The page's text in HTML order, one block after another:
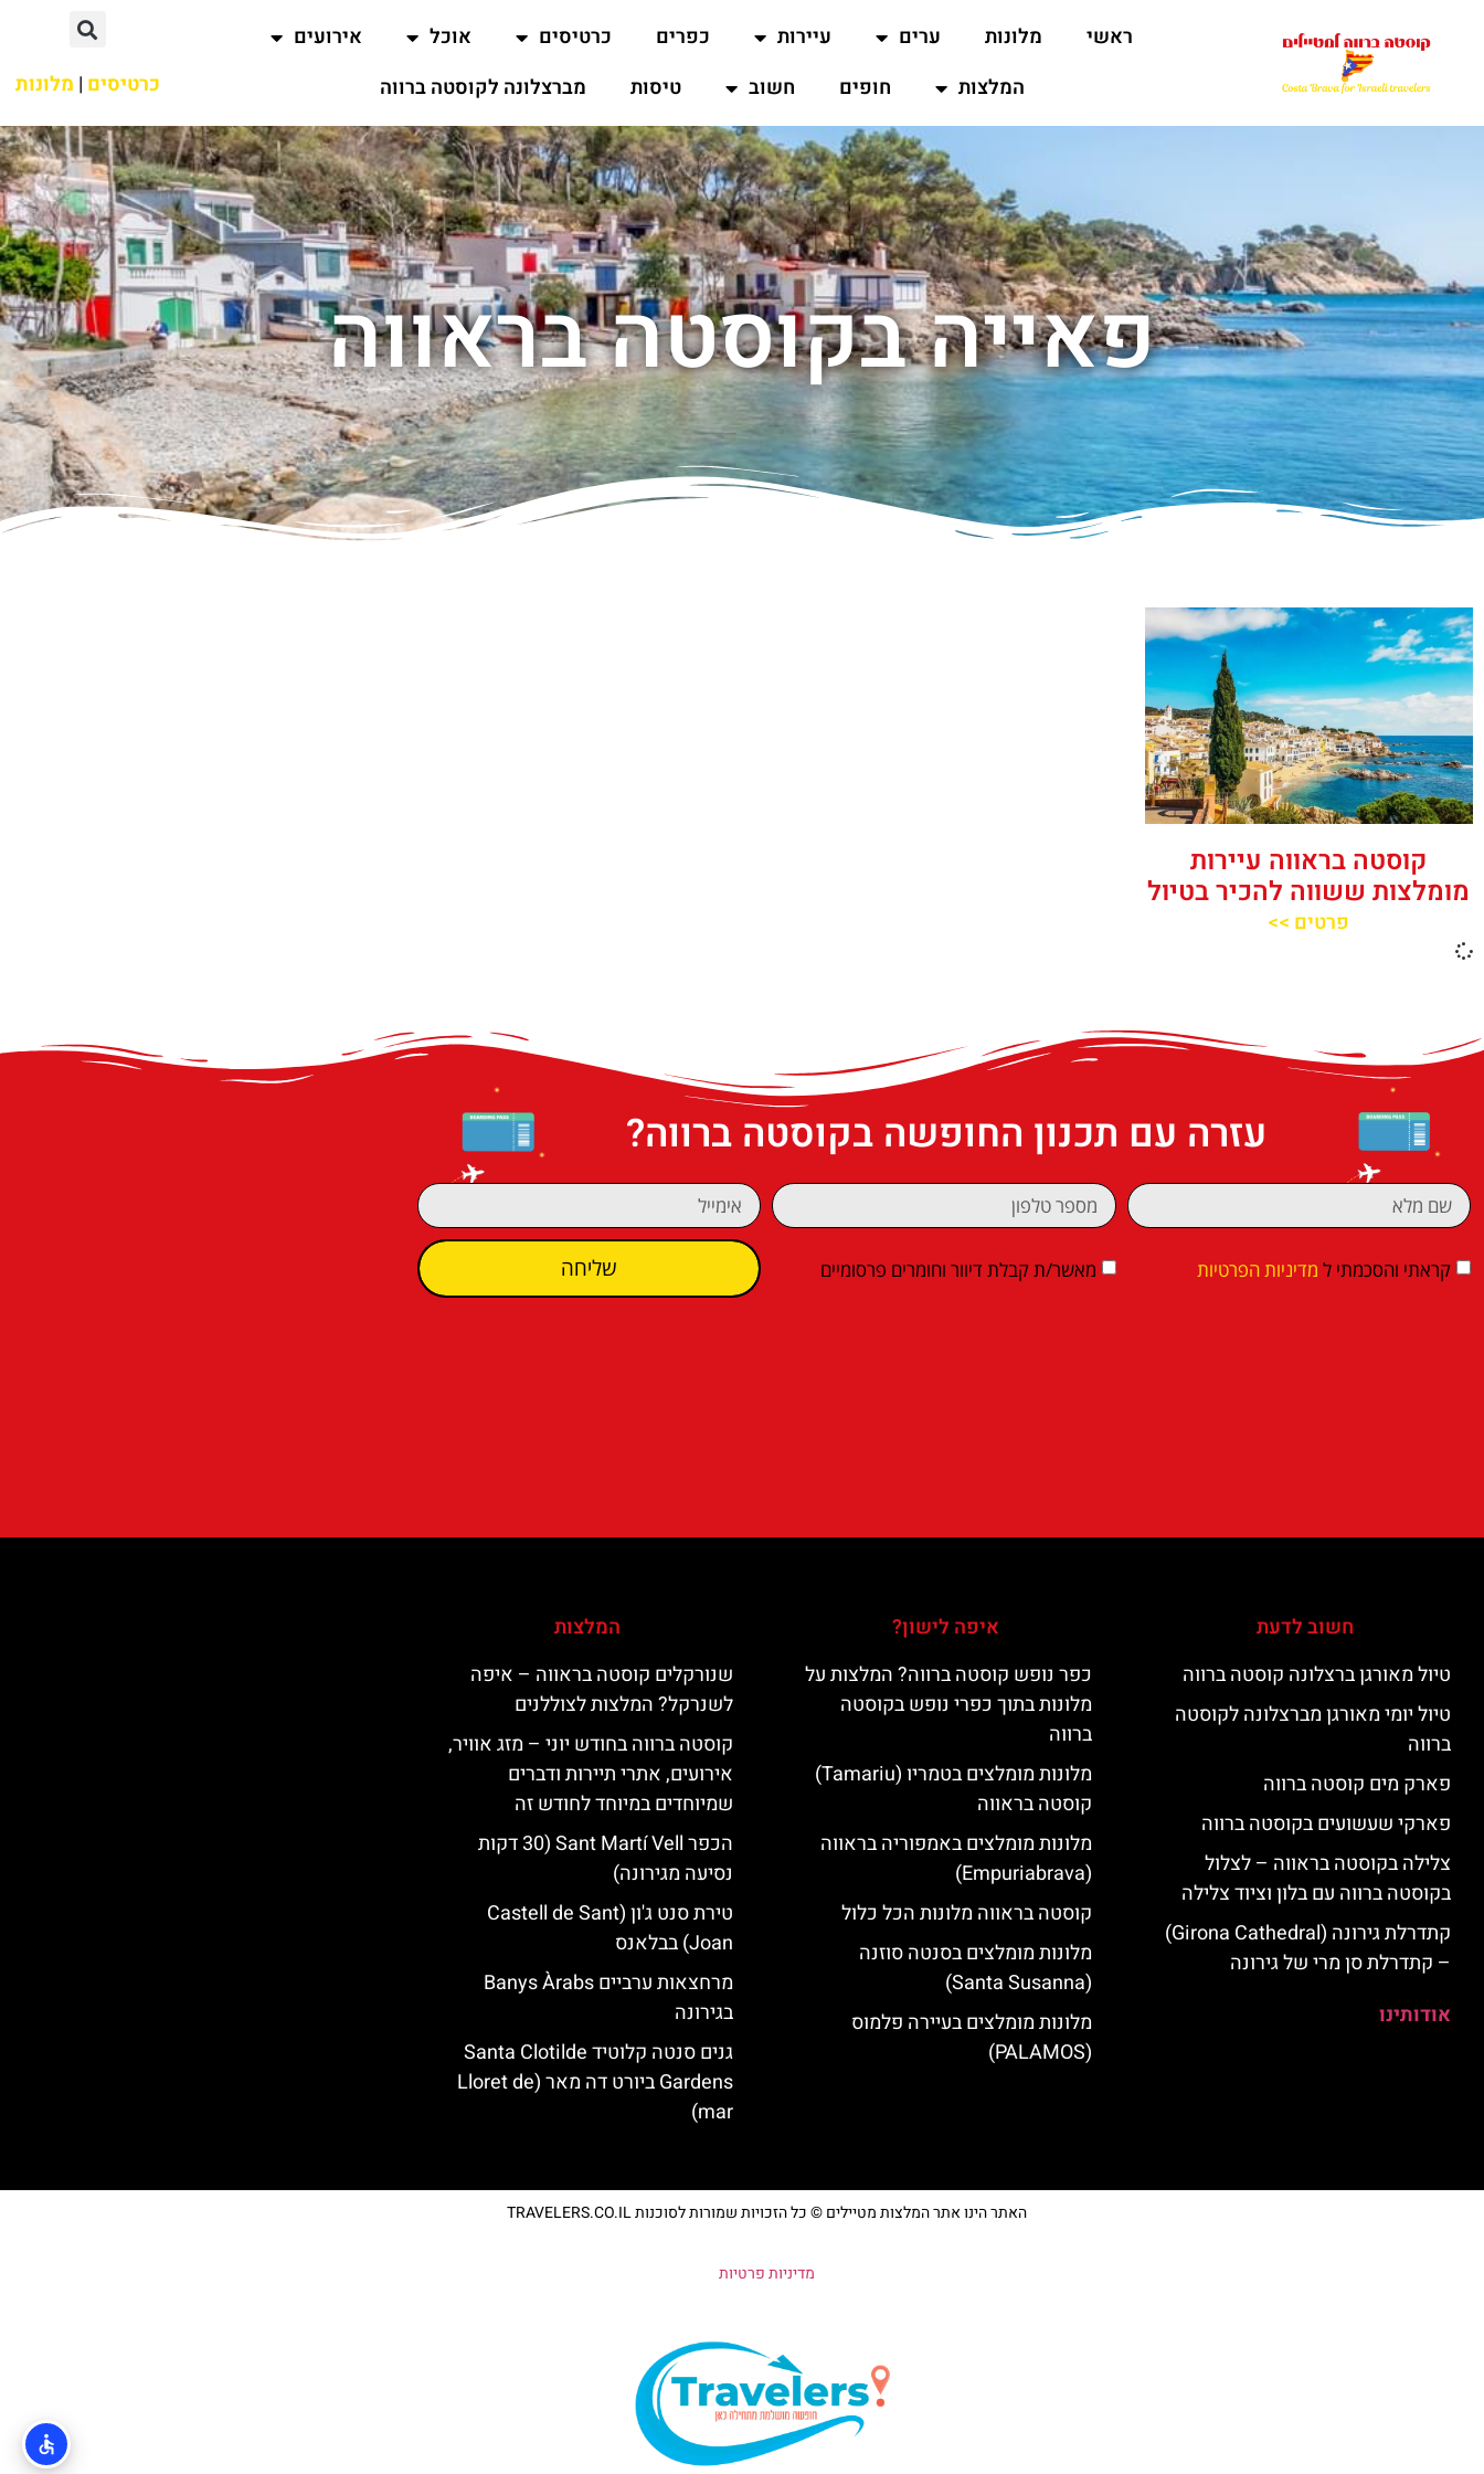
ראשי מלונות ערים עיירות כפרים כרטיסים אוכל
אירועים
המלצות
חופים חשוב טיסות מברצלונה לקוסטה ברווה כרטיסים | מלונות
פאייה בקוסטה בראווה
קוסטה בראווה עיירות
מומלצות ששווה להכיר בטיול
פרטים >>
עזרה עם תכנון החופשה בקוסטה ברווה?
קראתי והסכמתי ל מדיניות הפרטיות מאשר/ת קבלת דיוור וחומרים פרסומיים שליחה
חשוב לדעת
טיול מאורגן ברצלונה קוסטה ברווה
טיול יומי מאורגן מברצלונה לקוסטה
ברווה
פארק מים קוסטה ברווה
פארקי שעשועים בקוסטה ברווה
צלילה בקוסטה בראווה – לצלול
בקוסטה ברווה עם בלון וציוד צלילה
קתדרלת גירונה (Girona Cathedral)
– קתדרלת סן מרי של גירונה
אודותינו
איפה לישון?
כפר נופש קוסטה ברווה? המלצות על
מלונות בתוך כפרי נופש בקוסטה
ברווה
מלונות מומלצים בטמריו (Tamariu)
קוסטה בראווה
מלונות מומלצים באמפוריה בראווה
(Empuriabrava)
קוסטה בראווה מלונות הכל כלול
מלונות מומלצים בסנטה סוזנה
(Santa Susanna)
מלונות מומלצים בעיירה פלמוס
(PALAMOS)
המלצות
שנורקלים קוסטה בראווה – איפה
לשנרקל? המלצות לצוללנים
קוסטה ברווה בחודש יוני – מזג אוויר,
אירועים, אתרי תיירות ודברים
שמיוחדים במיוחד לחודש זה
הכפר Sant Martí Vell (30 דקות
נסיעה מגירונה)
טירת סנט ג'ון (Castell de Sant
Joan) בבלאנס
מרחצאות ערביים Banys Àrabs
בגירונה
גנים סנטה קלוטיד Santa Clotilde
Gardens ביורט דה מאר (Lloret de
mar)
האתר הינו אתר המלצות מטיילים © כל הזכויות שמורות לסוכנות TRAVELERS.CO.IL
מדיניות פרטיות